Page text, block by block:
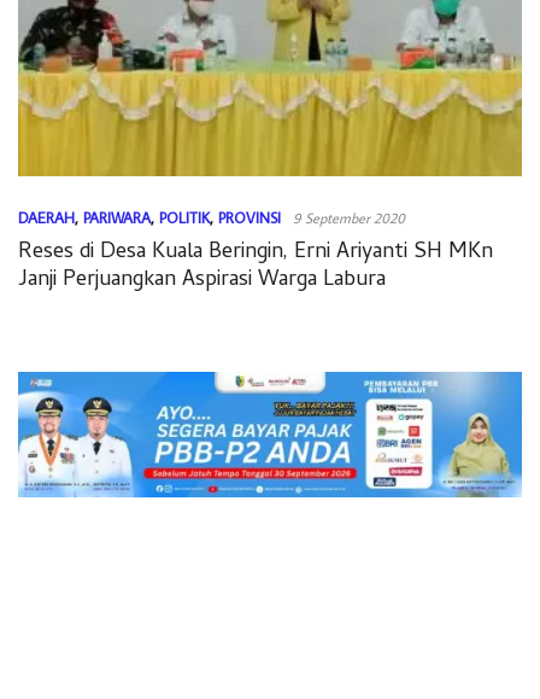
DAERAH, PARIWARA, POLITIK, PROVINSI 9 September 2020
Reses di Desa Kuala Beringin, Erni Ariyanti SH MKn
Janji Perjuangkan Aspirasi Warga Labura